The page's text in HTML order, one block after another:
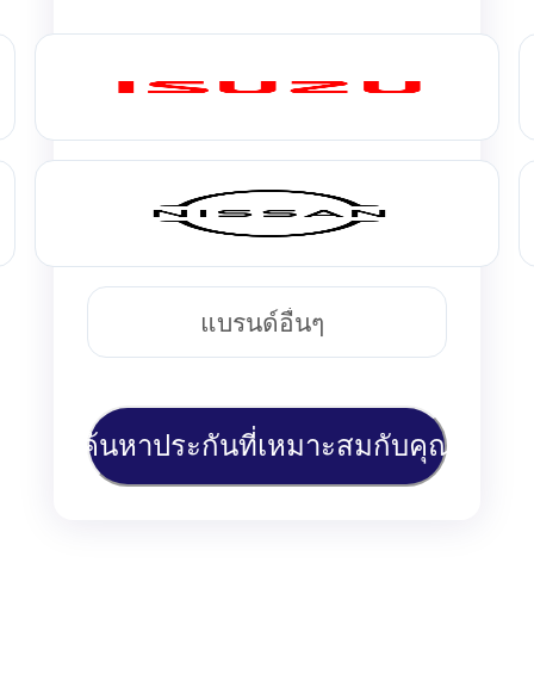
แบรนด์อื่นๆ
ค้นหาประกันที่เหมาะสมกับคุณ